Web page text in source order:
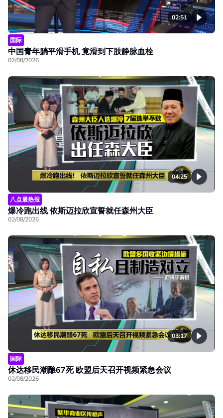
02:51
国际
中国青年躺平滑手机 竟滑到下肢静脉血栓
02/08/2026
04:25
八点最热报
爆冷跑出线 依斯迈拉欣宣誓就任森州大臣
02/08/2026
03:17
国际
休达移民潮酿67死 欧盟后天召开视频紧急会议
02/08/2026